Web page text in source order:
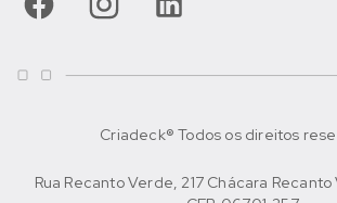
Criadeck® Todos os direitos
Rua Recanto Verde, 217 Chácara